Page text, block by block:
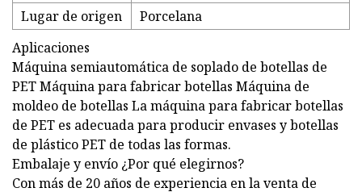
Lugar de origen
Porcelana
Aplicaciones
Máquina semiautomática de soplado de botellas de
PET Máquina para fabricar botellas Máquina de
moldeo de botellas La máquina para fabricar botellas
de PET es adecuada para producir envases y botellas
de plástico PET de todas las formas.
Embalaje y envío ¿Por qué elegirnos?
Con más de 20 años de experiencia en la venta de